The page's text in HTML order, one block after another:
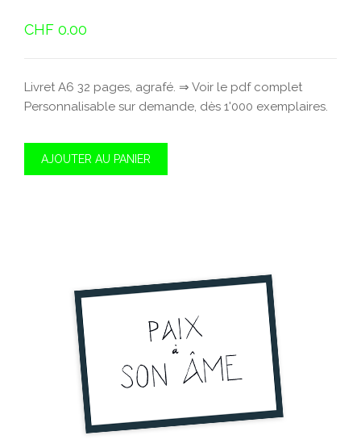
CHF 0.00
Livret A6 32 pages, agrafé. ⇒ Voir le pdf complet
Personnalisable sur demande, dès 1'000 exemplaires.
AJOUTER AU PANIER